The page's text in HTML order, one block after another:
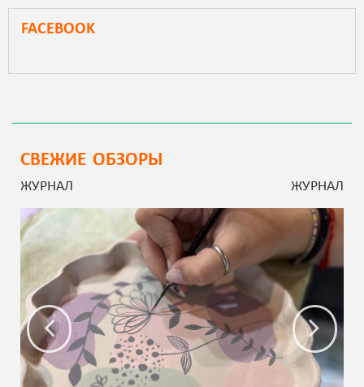
FACEBOOK
СВЕЖИЕ ОБЗОРЫ
ЖУРНАЛ ЖУРНАЛ